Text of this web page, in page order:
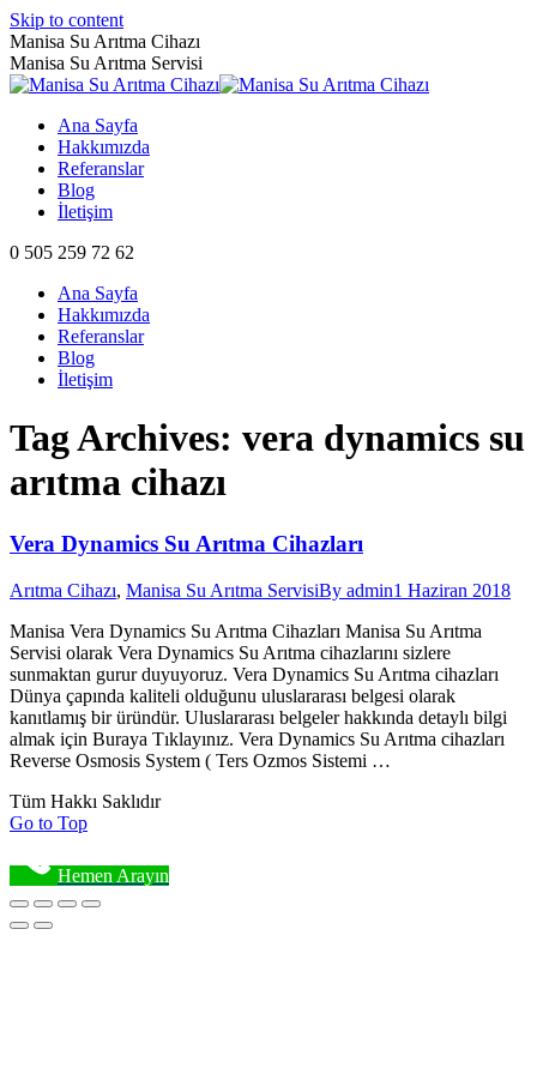
Skip to content
Manisa Su Arıtma Cihazı
Manisa Su Arıtma Servisi
Ana Sayfa
Hakkımızda
Referanslar
Blog
İletişim
0 505 259 72 62
Ana Sayfa
Hakkımızda
Referanslar
Blog
İletişim
Tag Archives: vera dynamics su
arıtma cihazı
Vera Dynamics Su Arıtma Cihazları
Arıtma Cihazı, Manisa Su Arıtma ServisiBy admin1 Haziran 2018
Manisa Vera Dynamics Su Arıtma Cihazları Manisa Su Arıtma
Servisi olarak Vera Dynamics Su Arıtma cihazlarını sizlere
sunmaktan gurur duyuyoruz. Vera Dynamics Su Arıtma cihazları
Dünya çapında kaliteli olduğunu uluslararası belgesi olarak
kanıtlamış bir üründür. Uluslararası belgeler hakkında detaylı bilgi
almak için Buraya Tıklayınız. Vera Dynamics Su Arıtma cihazları
Reverse Osmosis System ( Ters Ozmos Sistemi …
Tüm Hakkı Saklıdır
Go to Top
Hemen Arayın